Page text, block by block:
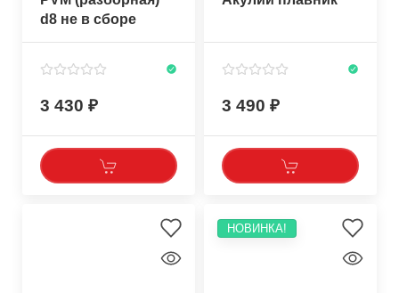
d8 не в сборе
3 430 3 490
НОВИНКА!